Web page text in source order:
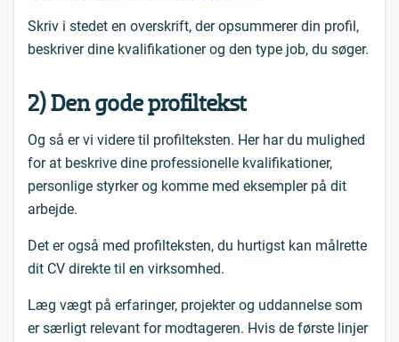
Skriv i stedet en overskrift, der opsummerer din profil,
beskriver dine kvalifikationer og den type job, du søger.
2) Den gode profiltekst
Og så er vi videre til profilteksten. Her har du mulighed
for at beskrive dine professionelle kvalifikationer,
personlige styrker og komme med eksempler på dit
arbejde.
Det er også med profilteksten, du hurtigst kan målrette
dit CV direkte til en virksomhed.
Læg vægt på erfaringer, projekter og uddannelse som
er særligt relevant for modtageren. Hvis de første linjer